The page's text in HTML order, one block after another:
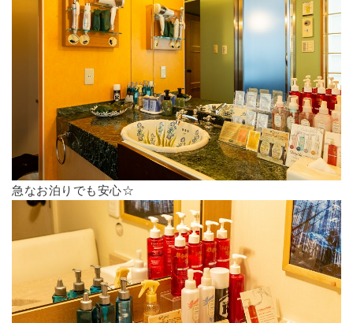
急なお泊りでも安心☆